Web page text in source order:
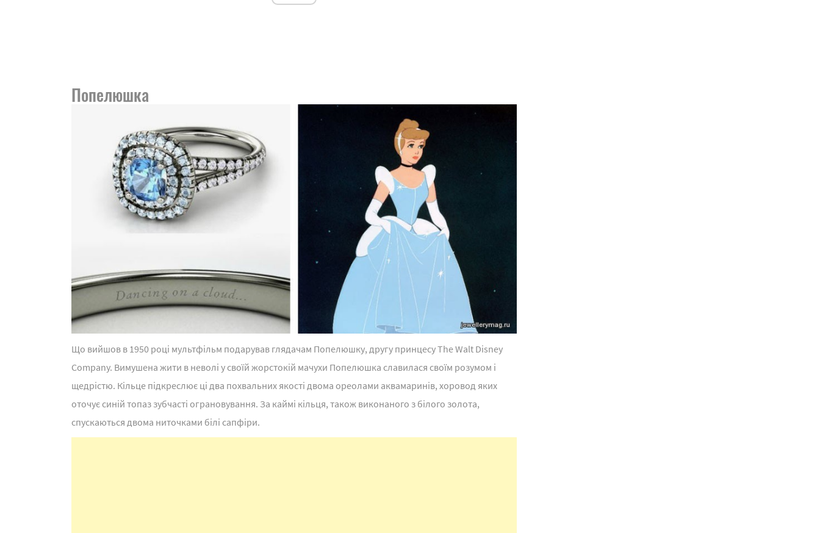
Попелюшка
Що вийшов в 1950 році мультфільм подарував глядачам Попелюшку, другу принцесу The Walt Disney
Company. Вимушена жити в неволі у своїй жорстокій мачухи Попелюшка славилася своїм розумом і
щедрістю. Кільце підкреслює ці два похвальних якості двома ореолами аквамаринів, хоровод яких
оточує синій топаз зубчасті ограновування. За каймі кільця, також виконаного з білого золота,
спускаються двома ниточками білі сапфіри.